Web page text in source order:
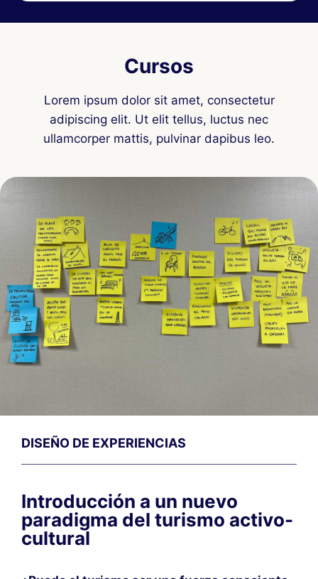
Cursos
Lorem ipsum dolor sit amet, consectetur
adipiscing elit. Ut elit tellus, luctus nec
ullamcorper mattis, pulvinar dapibus leo.
DISEÑO DE EXPERIENCIAS
Introducción a un nuevo
paradigma del turismo activo-
cultural